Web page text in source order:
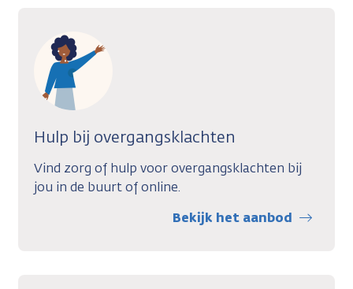
Hulp bij overgangsklachten
Vind zorg of hulp voor overgangsklachten bij
jou in de buurt of online.
Bekijk het aanbod